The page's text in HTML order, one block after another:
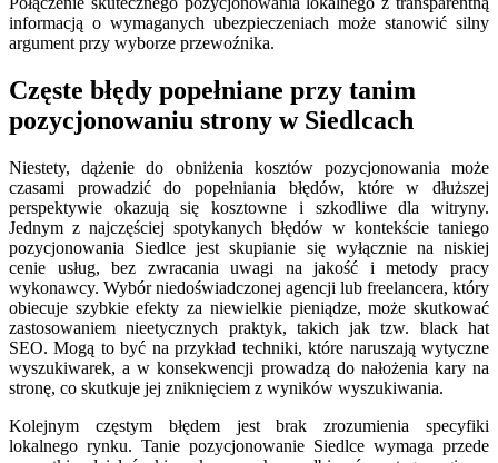
informacją o wymaganych ubezpieczeniach może stanowić silny
argument przy wyborze przewoźnika.
Częste błędy popełniane przy tanim
pozycjonowaniu strony w Siedlcach
Niestety, dążenie do obniżenia kosztów pozycjonowania może
czasami prowadzić do popełniania błędów, które w dłuższej
perspektywie okazują się kosztowne i szkodliwe dla witryny.
Jednym z najczęściej spotykanych błędów w kontekście taniego
pozycjonowania Siedlce jest skupianie się wyłącznie na niskiej
cenie usług, bez zwracania uwagi na jakość i metody pracy
wykonawcy. Wybór niedoświadczonej agencji lub freelancera, który
obiecuje szybkie efekty za niewielkie pieniądze, może skutkować
zastosowaniem nieetycznych praktyk, takich jak tzw. black hat
SEO. Mogą to być na przykład techniki, które naruszają wytyczne
wyszukiwarek, a w konsekwencji prowadzą do nałożenia kary na
stronę, co skutkuje jej zniknięciem z wyników wyszukiwania.
Kolejnym częstym błędem jest brak zrozumienia specyfiki
lokalnego rynku. Tanie pozycjonowanie Siedlce wymaga przede